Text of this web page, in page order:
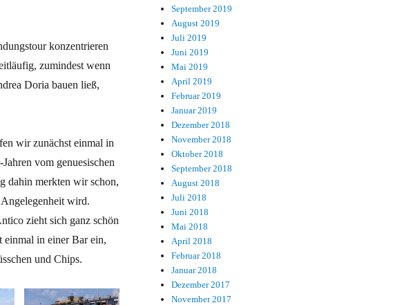
konzentrieren
zumindest wenn
Doria bauen ließ,
wir zunächst einmal in
vom genuesischen
dahin merkten wir schon,
Angelegenheit wird.
zieht sich ganz schön
einmal in einer Bar ein,
und Chips.
September 2019
August 2019
Juli 2019
Juni 2019
Mai 2019
April 2019
Februar 2019
Januar 2019
Dezember 2018
November 2018
Oktober 2018
September 2018
August 2018
Juli 2018
Juni 2018
Mai 2018
April 2018
Februar 2018
Januar 2018
Dezember 2017
November 2017